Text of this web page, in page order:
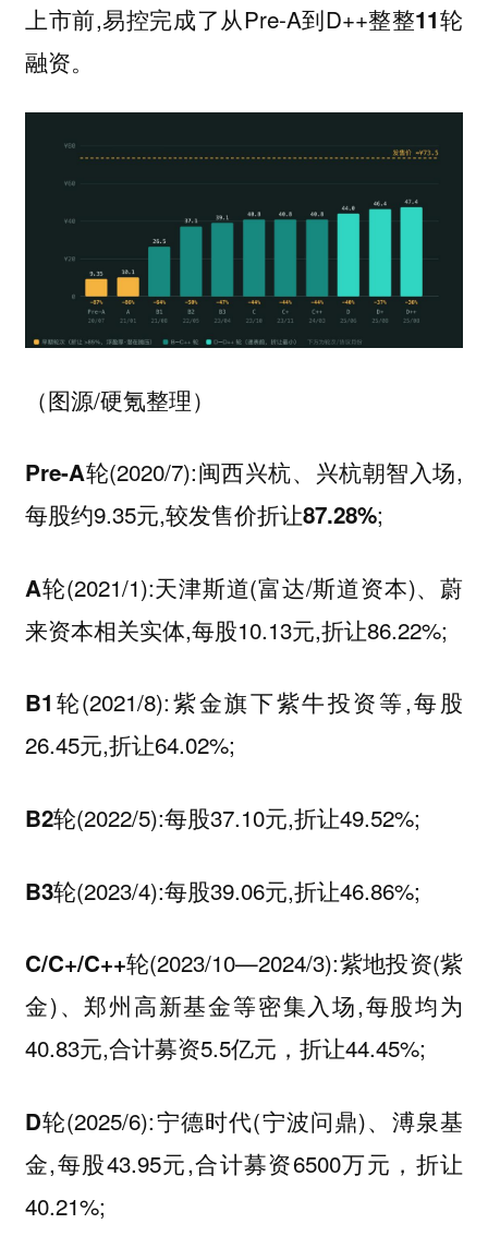
上市前,易控完成了从Pre-A到D++整整11轮
融资。
（图源/硬氪整理）
Pre-A轮(2020/7):闽西兴杭、兴杭朝智入场,
每股约9.35元,较发售价折让87.28%;
A轮(2021/1):天津斯道(富达/斯道资本)、蔚
来资本相关实体,每股10.13元,折让86.22%;
B1轮(2021/8):紫金旗下紫牛投资等,每股
26.45元,折让64.02%;
B2轮(2022/5):每股37.10元,折让49.52%;
B3轮(2023/4):每股39.06元,折让46.86%;
C/C+/C++轮(2023/10—2024/3):紫地投资(紫
金)、郑州高新基金等密集入场,每股均为
40.83元,合计募资5.5亿元，折让44.45%;
D轮(2025/6):宁德时代(宁波问鼎)、溥泉基
金,每股43.95元,合计募资6500万元，折让
40.21%;